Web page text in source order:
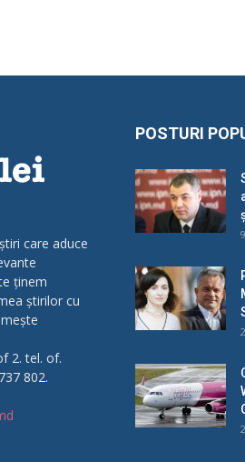
care aduce
ținem
știrilor cu
2. tel. of.
802.
POSTURI